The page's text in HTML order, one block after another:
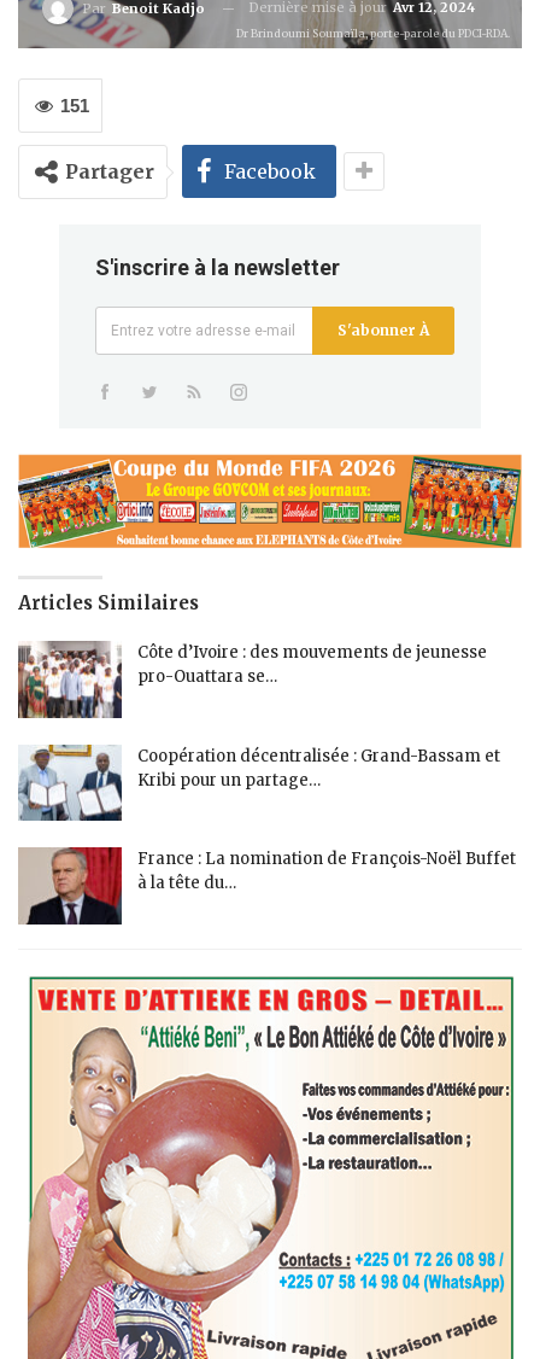
Par Benoit Kadjo Dernière mise à jour Avr 12, 2024
Dr Brindoumi Soumaïla, porte-parole du PDCI-RDA.
151
Partager Facebook
S'inscrire à la newsletter
S'abonner À
Articles Similaires
Côte d’Ivoire : des mouvements de jeunesse
pro-Ouattara se…
Coopération décentralisée : Grand-Bassam et
Kribi pour un partage…
France : La nomination de François-Noël Buffet
à la tête du…